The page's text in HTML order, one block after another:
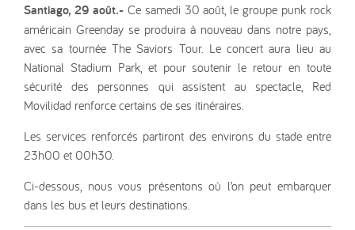
Santiago, 29 août.- Ce samedi 30 août, le groupe punk rock
américain Greenday se produira à nouveau dans notre pays,
avec sa tournée The Saviors Tour. Le concert aura lieu au
National Stadium Park, et pour soutenir le retour en toute
sécurité des personnes qui assistent au spectacle, Red
Movilidad renforce certains de ses itinéraires.
Les services renforcés partiront des environs du stade entre
23h00 et 00h30.
Ci-dessous, nous vous présentons où l’on peut embarquer
dans les bus et leurs destinations.